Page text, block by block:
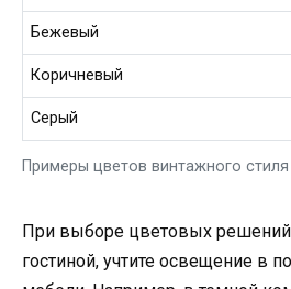
Примеры цветов винтажного стиля
Бежевый
Коричневый
Серый
При выборе цветовых
гостиной, учтите освещение в